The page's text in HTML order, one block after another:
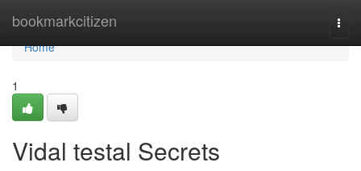
bookmarkcitizen
Home
Home
1
Vidal testal Secrets